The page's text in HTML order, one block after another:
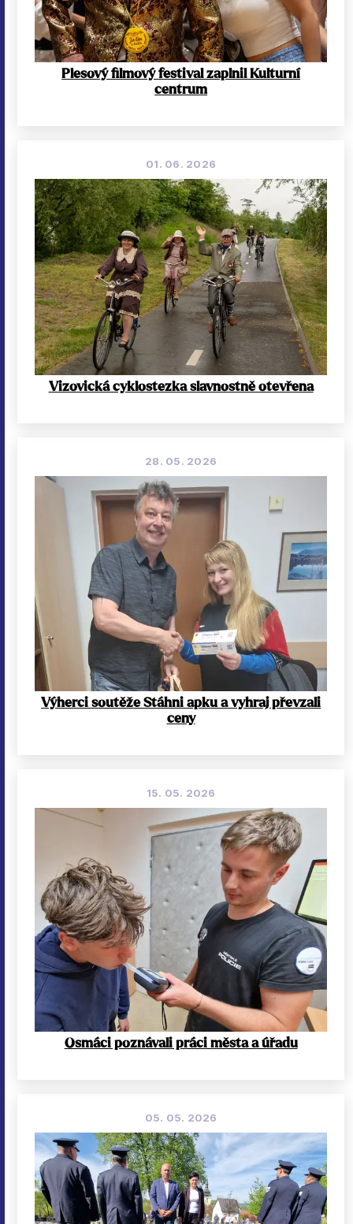
Plesový filmový festival zaplnil Kulturní
centrum
01. 06. 2026
Vizovická cyklostezka slavnostně otevřena
28. 05. 2026
Výherci soutěže Stáhni apku a vyhraj převzali
ceny
15. 05. 2026
Osmáci poznávali práci města a úřadu
05. 05. 2026